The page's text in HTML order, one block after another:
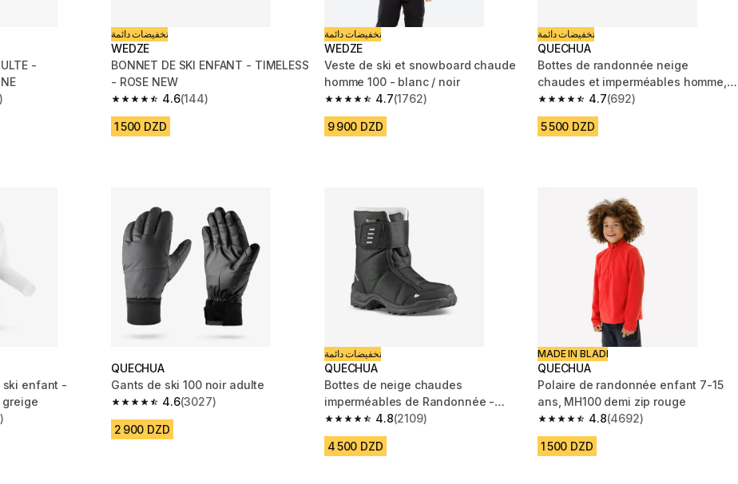
-
6922 reviews
تخفيضات دائمة
WEDZE
BONNET DE SKI ENFANT - TIMELESS
- ROSE NEW
4.6
4.6 out of 5 stars from 144 reviews
(144)
1 500 DZD
تخفيضات دائمة
WEDZE
Veste de ski et snowboard chaude
homme 100 - blanc / noir
4.7
4.7 out of 5 stars from 1762 reviews
(1762)
9 900 DZD
تخفيضات دائمة
QUECHUA
Bottes de randonnée neige
chaudes et imperméables homme,
NH100 scratch noir
4.7
4.7 out of 5 stars from 692 reviews
(692)
5 500 DZD
ski enfant -
greige
4393 reviews
QUECHUA
Gants de ski 100 noir adulte
4.6
4.6 out of 5 stars from 3027 reviews
(3027)
2 900 DZD
تخفيضات دائمة
QUECHUA
Bottes de neige chaudes
imperméables de Randonnée -
SH100 scratch - ENFANT 24-38
4.8
4.8 out of 5 stars from 2109 reviews
(2109)
4 500 DZD
MADE IN BLADI
QUECHUA
Polaire de randonnée enfant 7-15
ans, MH100 demi zip rouge
4.8
4.8 out of 5 stars from 4692 reviews
(4692)
1 500 DZD